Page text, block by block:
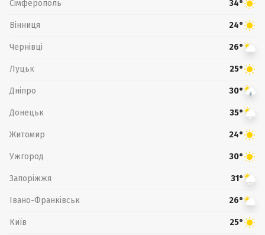
Сімферополь 34°
Вінниця 24°
Чернівці 26°
Луцьк 25°
Дніпро 30°
Донецьк 35°
Житомир 24°
Ужгород 30°
Запоріжжя 31°
Івано-Франківськ 26°
Київ 25°